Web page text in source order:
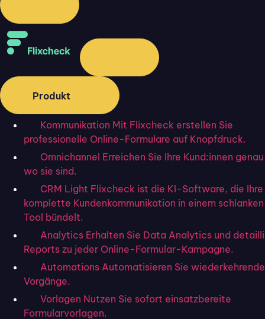
Produkt
Kommunikation Mit Flixcheck erstellen Sie
professionelle Online-Formulare auf Knopfdruck.
Omnichannel Erreichen Sie Ihre Kund:innen
wo sie sind.
CRM Light Flixcheck ist die KI-Software, die Ihre
komplette Kundenkommunikation in einem schlanken
Tool bündelt.
Analytics Erhalten Sie Data Analytics und
Reports zu jeder Online-Formular-Kampagne.
Automations Automatisieren Sie wiederkehrende
Vorgänge.
Vorlagen Nutzen Sie sofort einsatzbereite
Formularvorlagen.
Quelle:
https://pixabay.com/de/illustrations/smileys-
emotionen-smartphone-person-5776137/
entsteht Vertrauen und Zufriedenheit . Diese führt oft zu
einer stärkeren Bindung der Kund:innen an das
Unternehmen, während Enttäuschungen das Gegenteil
bewirken. Eine positive
Customer-Experience
an allen
Berührungspunkten hilft Ihnen, um langfristige Loyalität